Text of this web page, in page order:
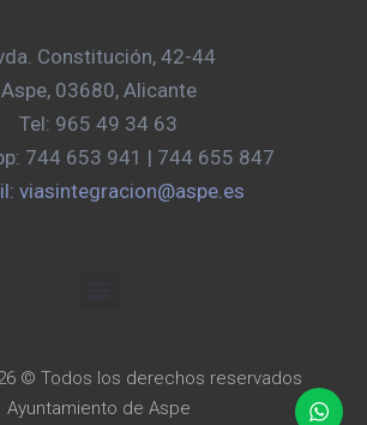
Constitución, 42-44
Aspe, 03680, Alicante
Tel: 965 49 34 63
744 653 941 | 744 655 847
viasintegracion@aspe.es
© Todos los derechos reservados
Ayuntamiento de Aspe